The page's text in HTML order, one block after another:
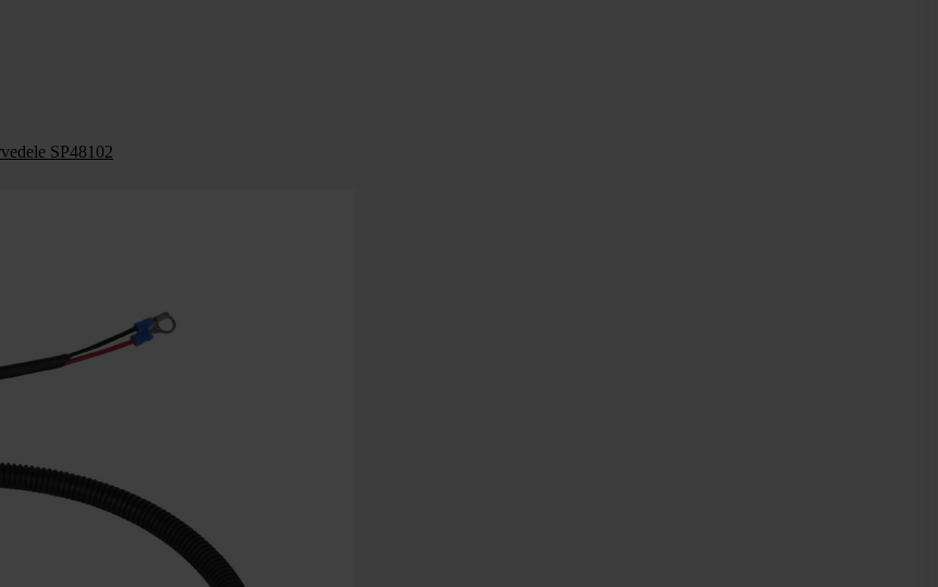
SP48102